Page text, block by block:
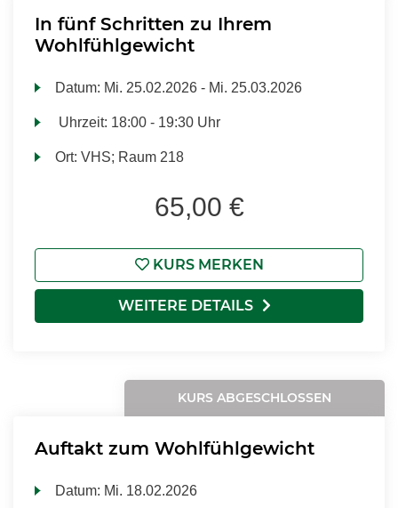
In fünf Schritten zu Ihrem
Wohlfühlgewicht
Datum: Mi. 25.02.2026 - Mi. 25.03.2026
Uhrzeit: 18:00 - 19:30 Uhr
Ort:VHS; Raum 218
65,00 €
KURS MERKEN
WEITERE DETAILS
KURS ABGESCHLOSSEN
Auftakt zum Wohlfühlgewicht
Datum: Mi. 18.02.2026